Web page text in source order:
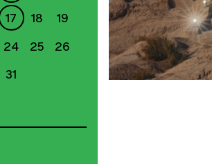
17 18
19
24 25
26
31